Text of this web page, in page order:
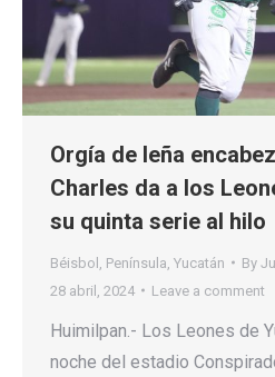
Orgía de leña
Charles da a los
su quinta serie al hilo
Béisbol Península Yucatán By
28 abril, 2024
Leave a comment
Huimilpan.- Los Leones de
noche del estadio